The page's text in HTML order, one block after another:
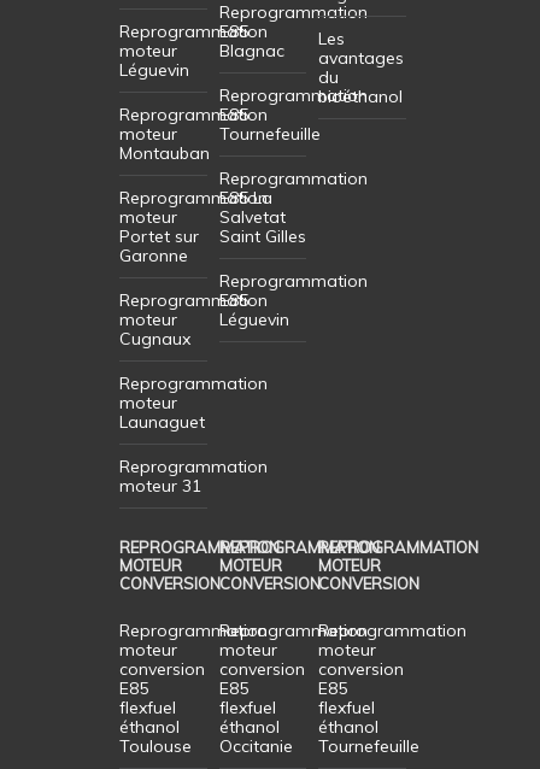
Reprogrammation
moteur
Léguevin
Reprogrammation
moteur
Montauban
Reprogrammation
moteur
Portet sur
Garonne
Reprogrammation
moteur
Cugnaux
Reprogrammation
moteur
Launaguet
Reprogrammation
moteur 31
Reprogrammation
E85
Blagnac
Reprogrammation
E85
Tournefeuille
Reprogrammation
E85 La
Salvetat
Saint Gilles
Reprogrammation
E85
Léguevin
Les
avantages
du
bioéthanol
REPROGRAMMATION
MOTEUR
CONVERSION
Reprogrammation
moteur
conversion
E85
flexfuel
éthanol
Toulouse
REPROGRAMMATION
MOTEUR
CONVERSION
Reprogrammation
moteur
conversion
E85
flexfuel
éthanol
Occitanie
REPROGRAMMATION
MOTEUR
CONVERSION
Reprogrammation
moteur
conversion
E85
flexfuel
éthanol
Tournefeuille